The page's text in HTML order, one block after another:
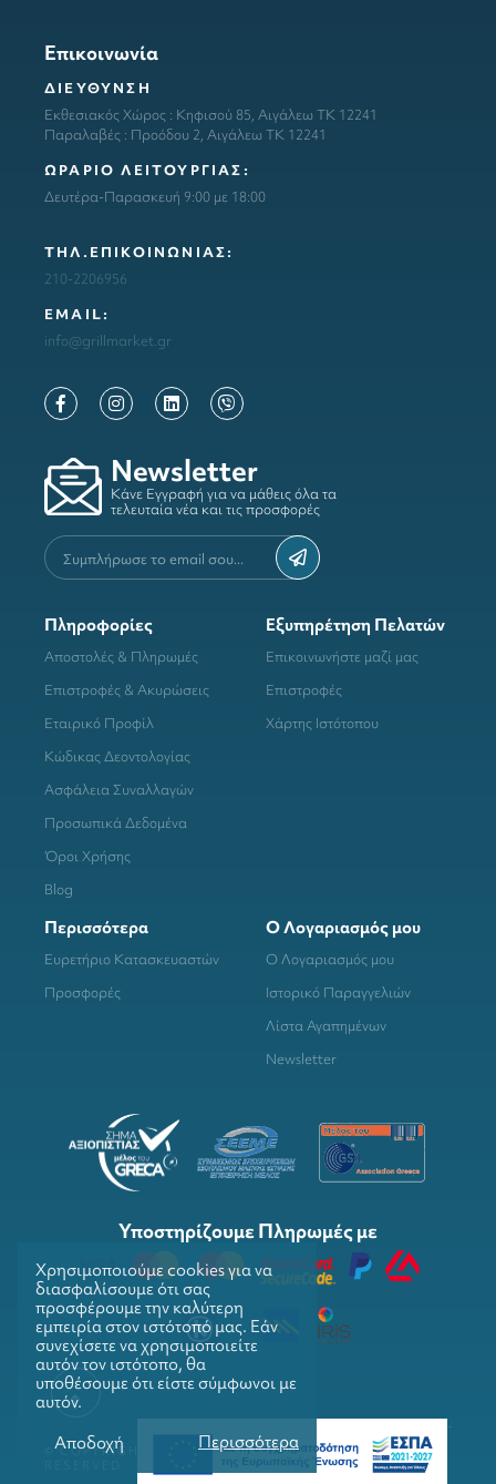
Επικοινωνία
ΔΙΕΥΘΥΝΣΗ
Εκθεσιακός Χώρος : Κηφισού 85, Αιγάλεω ΤΚ 12241
Παραλαβές : Προόδου 2, Αιγάλεω ΤΚ 12241
ΩΡΑΡΙΟ ΛΕΙΤΟΥΡΓΙΑΣ:
Δευτέρα-Παρασκευή 9:00 με 18:00
ΤΗΛ.ΕΠΙΚΟΙΝΩΝΙΑΣ:
210-2206956
ΕΜΑΙL:
info@grillmarket.gr
Newsletter
Κάνε Εγγραφή για να μάθεις όλα τα
τελευταία νέα και τις προσφορές
Πληροφορίες
Αποστολές & Πληρωμές
Επιστροφές & Ακυρώσεις
Εταιρικό Προφίλ
Κώδικας Δεοντολογίας
Ασφάλεια Συναλλαγών
Προσωπικά Δεδομένα
Όροι Χρήσης
Blog
Εξυπηρέτηση Πελατών
Επικοινωνήστε μαζί μας
Επιστροφές
Χάρτης Ιστότοπου
Περισσότερα
Ευρετήριο Κατασκευαστών
Προσφορές
Ο Λογαριασμός μου
Ο Λογαριασμός μου
Ιστορικό Παραγγελιών
Λίστα Αγαπημένων
Newsletter
Υποστηρίζουμε Πληρωμές με
© COPYRIGHTS 2026. GRILLMARKET. ALL RIGHTS
Χρησιμοποιούμε cookies για να
διασφαλίσουμε ότι σας
προσφέρουμε την καλύτερη
εμπειρία στον ιστότοπό μας. Εάν
συνεχίσετε να χρησιμοποιείτε
αυτόν τον ιστότοπο, θα
υποθέσουμε ότι είστε σύμφωνοι με
αυτόν.
Αποδοχή
Περισσότερα